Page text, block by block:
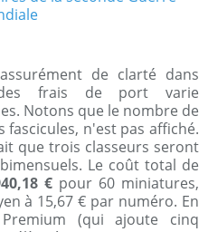
de clarté dans
frais de port varie
Notons que le nombre de
n'est pas affiché.
que trois classeurs seront
Le coût total de
€pour 60 miniatures,
à 15,67 € par numéro. En
(qui ajoute cinq